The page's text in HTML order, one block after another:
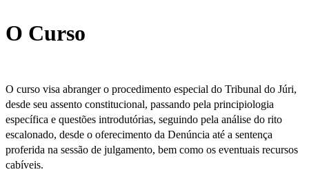
O Curso
O curso visa abranger o procedimento especial do Tribunal do Júri,
desde seu assento constitucional, passando pela principiologia
específica e questões introdutórias, seguindo pela análise do rito
escalonado, desde o oferecimento da Denúncia até a sentença
proferida na sessão de julgamento, bem como os eventuais recursos
cabíveis.